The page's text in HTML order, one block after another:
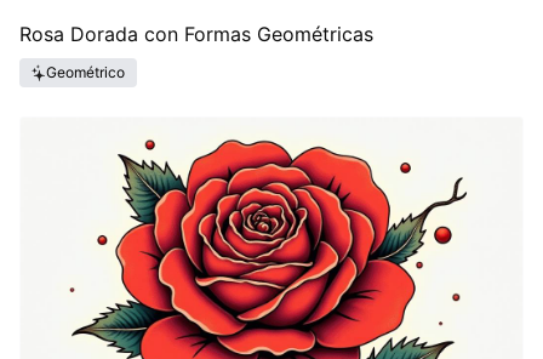
Rosa Dorada con Formas Geométricas
Geométrico